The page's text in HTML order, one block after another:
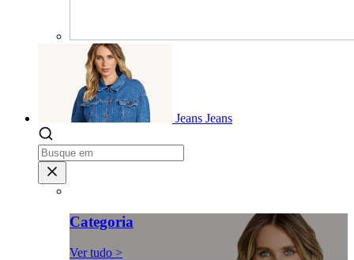
Jeans Jeans
Categoria
Ver tudo >